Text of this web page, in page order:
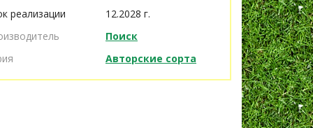
реализации
12.2028 г.
Поиск
Авторские сорта